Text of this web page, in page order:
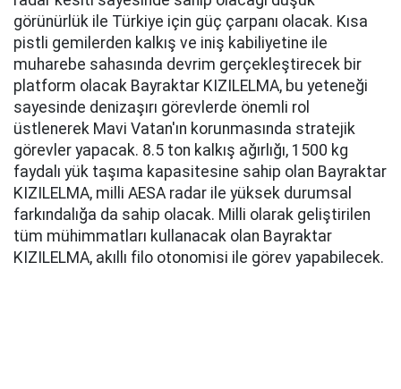
görünürlük ile Türkiye için güç çarpanı olacak. Kısa
pistli gemilerden kalkış ve iniş kabiliyetine ile
muharebe sahasında devrim gerçekleştirecek bir
platform olacak Bayraktar KIZILELMA, bu yeteneği
sayesinde denizaşırı görevlerde önemli rol
üstlenerek Mavi Vatan'ın korunmasında stratejik
görevler yapacak. 8.5 ton kalkış ağırlığı, 1500 kg
faydalı yük taşıma kapasitesine sahip olan Bayraktar
KIZILELMA, milli AESA radar ile yüksek durumsal
farkındalığa da sahip olacak. Milli olarak geliştirilen
tüm mühimmatları kullanacak olan Bayraktar
KIZILELMA, akıllı filo otonomisi ile görev yapabilecek.